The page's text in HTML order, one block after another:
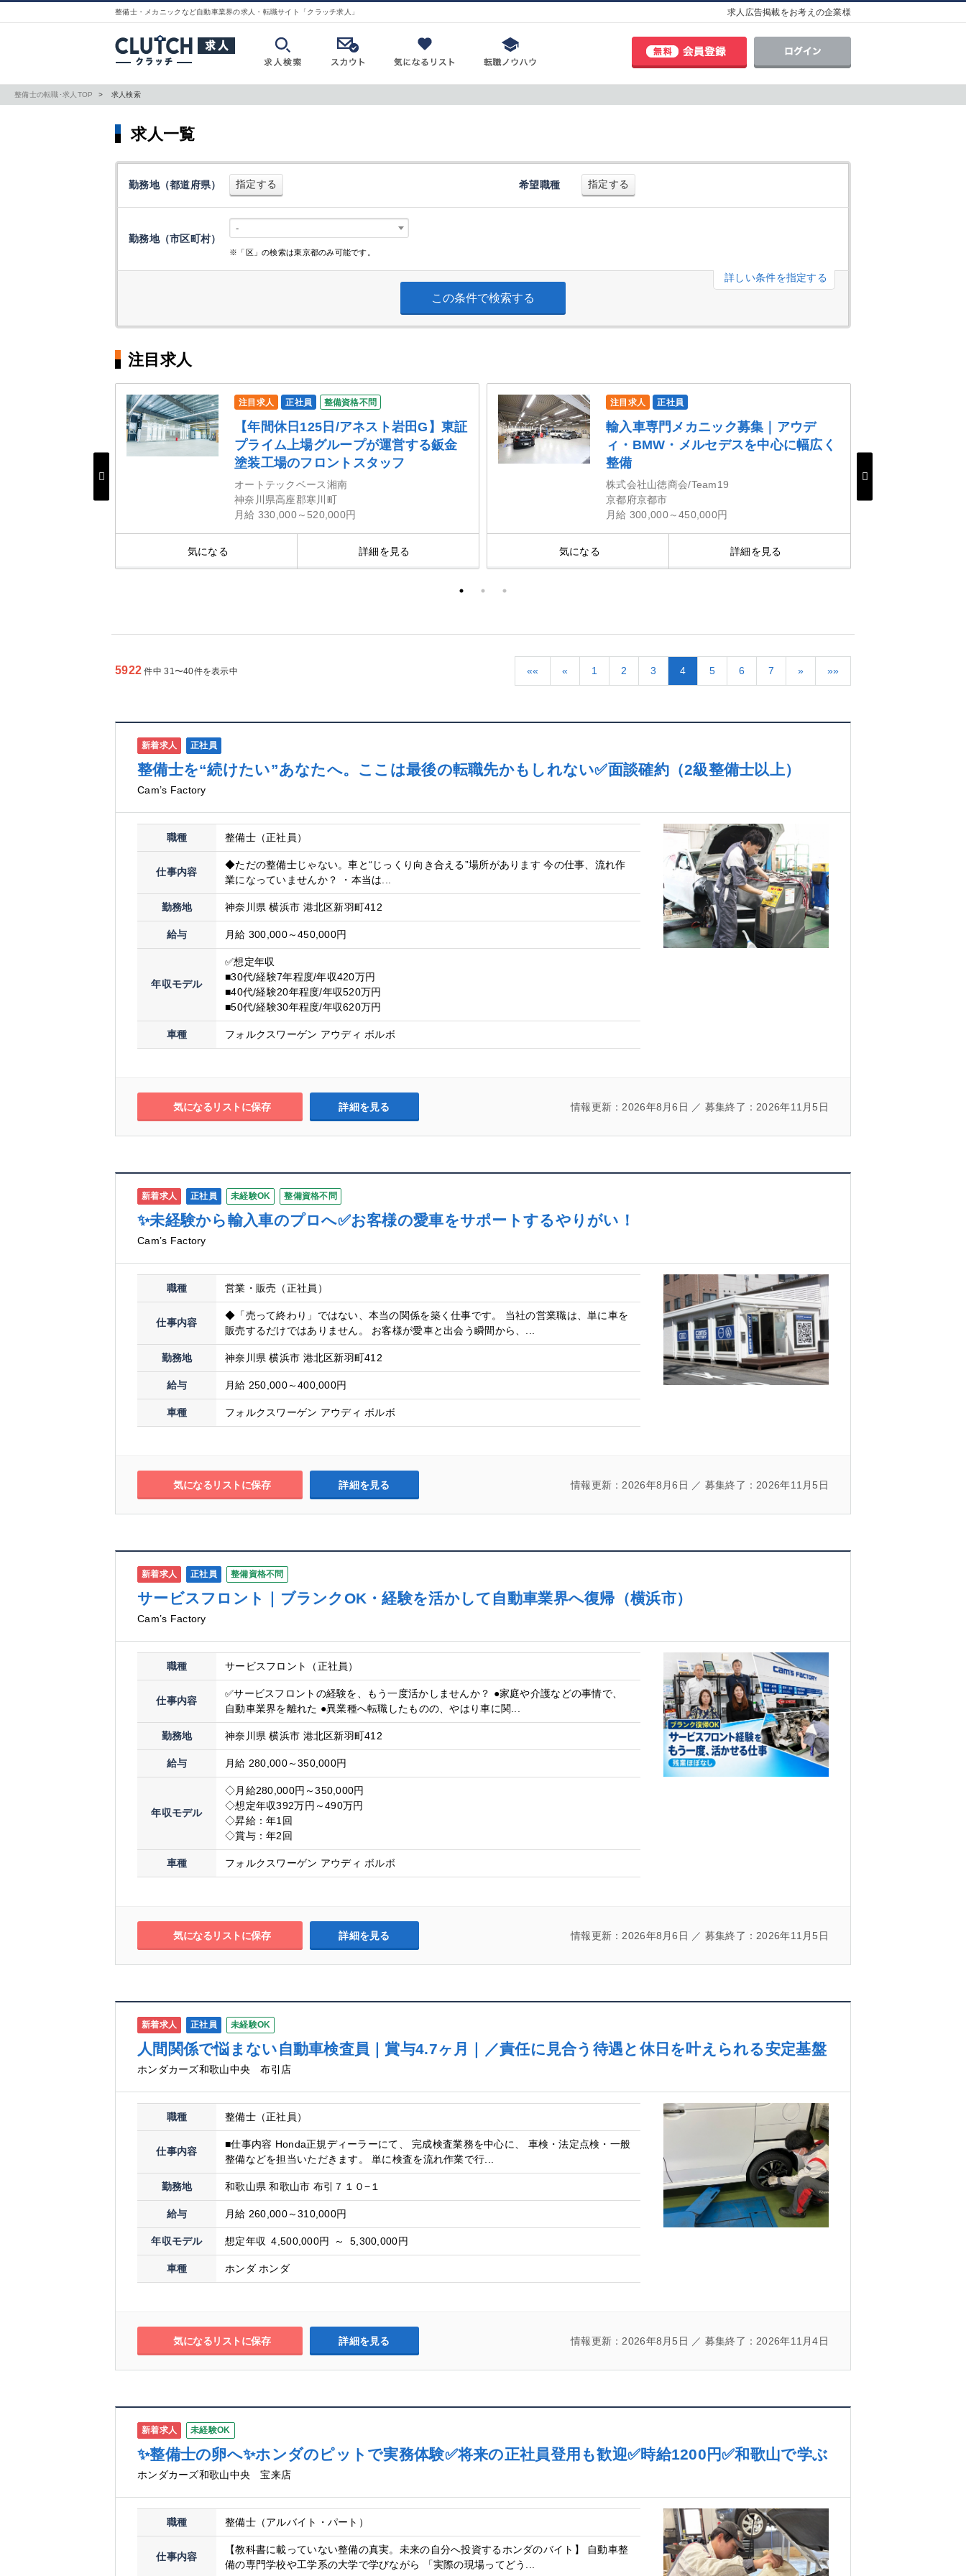
整備士・メカニックなど自動車業界の求人・転職サイト「クラッチ求人」 求人広告掲載をお考えの企業様
整備士の転職･求人TOP 求人検索
求人一覧
勤務地（都道府県） 指定する 希望職種 指定する
勤務地（市区町村）
-
※「区」の検索は東京都のみ可能です。
詳しい条件を指定する
注目求人
注目求人 正社員 整備資格不問
【年間休日125日/アネスト岩田G】東証
プライム上場グループが運営する鈑金
塗装工場のフロントスタッフ
オートテックベース湘南
神奈川県高座郡寒川町
月給 330,000～520,000円
気になる 詳細を見る
注目求人 正社員
輸入車専門メカニック募集｜アウデ
ィ・BMW・メルセデスを中心に幅広く
整備
株式会社山徳商会/Team19
京都府京都市
月給 300,000～450,000円
気になる 詳細を見る
5922 件中 31〜40件を表示中 «« « 1 2 3 4 5 6 7 » »»
新着求人 正社員
整備士を“続けたい”あなたへ。ここは最後の転職先かもしれない✅面談確約（2級整備士以上）
Cam’s Factory
職種 整備士（正社員）
仕事内容
◆ただの整備士じゃない。車と“じっくり向き合える”場所があります 今の仕事、流れ作
業になっていませんか？ ・本当は...
勤務地 神奈川県 横浜市 港北区新羽町412
給与 月給 300,000～450,000円
年収モデル
✅想定年収
■30代/経験7年程度/年収420万円
■40代/経験20年程度/年収520万円
■50代/経験30年程度/年収620万円
車種 フォルクスワーゲン アウディ ボルボ
情報更新：2026年8月6日 ／ 募集終了：2026年11月5日
詳細を見る
気になるリストに保存
新着求人 正社員 未経験OK 整備資格不問
✨未経験から輸入車のプロへ✅お客様の愛車をサポートするやりがい！
Cam’s Factory
職種 営業・販売（正社員）
仕事内容
◆「売って終わり」ではない、本当の関係を築く仕事です。 当社の営業職は、単に車を
販売するだけではありません。 お客様が愛車と出会う瞬間から、...
勤務地 神奈川県 横浜市 港北区新羽町412
給与 月給 250,000～400,000円
車種 フォルクスワーゲン アウディ ボルボ
情報更新：2026年8月6日 ／ 募集終了：2026年11月5日
詳細を見る
気になるリストに保存
新着求人 正社員 整備資格不問
サービスフロント｜ブランクOK・経験を活かして自動車業界へ復帰（横浜市）
Cam’s Factory
職種 サービスフロント（正社員）
仕事内容
✅サービスフロントの経験を、もう一度活かしませんか？ ●家庭や介護などの事情で、
自動車業界を離れた ●異業種へ転職したものの、やはり車に関...
勤務地 神奈川県 横浜市 港北区新羽町412
給与 月給 280,000～350,000円
年収モデル
◇月給280,000円～350,000円
◇想定年収392万円～490万円
◇昇給：年1回
◇賞与：年2回
車種 フォルクスワーゲン アウディ ボルボ
情報更新：2026年8月6日 ／ 募集終了：2026年11月5日
詳細を見る
気になるリストに保存
新着求人 正社員 未経験OK
人間関係で悩まない自動車検査員｜賞与4.7ヶ月｜／責任に見合う待遇と休日を叶えられる安定基盤
ホンダカーズ和歌山中央 布引店
職種 整備士（正社員）
仕事内容
■仕事内容 Honda正規ディーラーにて、 完成検査業務を中心に、 車検・法定点検・一般
整備などを担当いただきます。 単に検査を流れ作業で行...
勤務地 和歌山県 和歌山市 布引７１０−１
給与 月給 260,000～310,000円
年収モデル 想定年収 4,500,000円 ～ 5,300,000円
車種 ホンダ ホンダ
情報更新：2026年8月5日 ／ 募集終了：2026年11月4日
詳細を見る
気になるリストに保存
新着求人 未経験OK
✨整備士の卵へ✨ホンダのピットで実務体験✅将来の正社員登用も歓迎✅時給1200円✅和歌山で学ぶ
ホンダカーズ和歌山中央 宝来店
職種 整備士（アルバイト・パート）
仕事内容
【教科書に載っていない整備の真実。未来の自分へ投資するホンダのバイト】 自動車整
備の専門学校や工学系の大学で学びながら 「実際の現場ってどう...